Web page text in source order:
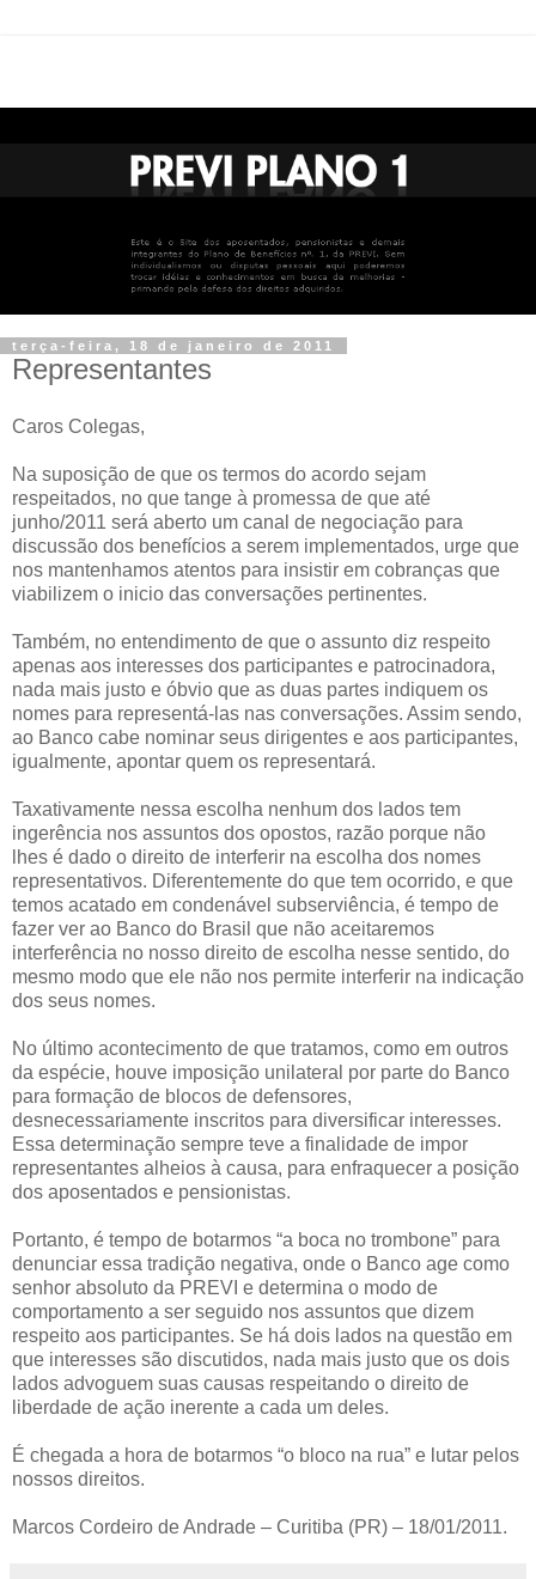
terça-feira, 18 de janeiro de 2011
Representantes
Caros Colegas,
Na suposição de que os termos do acordo sejam
respeitados, no que tange à promessa de que até
junho/2011 será aberto um canal de negociação para
discussão dos benefícios a serem implementados, urge que
nos mantenhamos atentos para insistir em cobranças que
viabilizem o inicio das conversações pertinentes.
Também, no entendimento de que o assunto diz respeito
apenas aos interesses dos participantes e patrocinadora,
nada mais justo e óbvio que as duas partes indiquem os
nomes para representá-las nas conversações. Assim sendo,
ao Banco cabe nominar seus dirigentes e aos participantes,
igualmente, apontar quem os representará.
Taxativamente nessa escolha nenhum dos lados tem
ingerência nos assuntos dos opostos, razão porque não
lhes é dado o direito de interferir na escolha dos nomes
representativos. Diferentemente do que tem ocorrido, e que
temos acatado em condenável subserviência, é tempo de
fazer ver ao Banco do Brasil que não aceitaremos
interferência no nosso direito de escolha nesse sentido, do
mesmo modo que ele não nos permite interferir na indicação
dos seus nomes.
No último acontecimento de que tratamos, como em outros
da espécie, houve imposição unilateral por parte do Banco
para formação de blocos de defensores,
desnecessariamente inscritos para diversificar interesses.
Essa determinação sempre teve a finalidade de impor
representantes alheios à causa, para enfraquecer a posição
dos aposentados e pensionistas.
Portanto, é tempo de botarmos “a boca no trombone” para
denunciar essa tradição negativa, onde o Banco age como
senhor absoluto da PREVI e determina o modo de
comportamento a ser seguido nos assuntos que dizem
respeito aos participantes. Se há dois lados na questão em
que interesses são discutidos, nada mais justo que os dois
lados advoguem suas causas respeitando o direito de
liberdade de ação inerente a cada um deles.
É chegada a hora de botarmos “o bloco na rua” e lutar pelos
nossos direitos.
Marcos Cordeiro de Andrade – Curitiba (PR) – 18/01/2011.